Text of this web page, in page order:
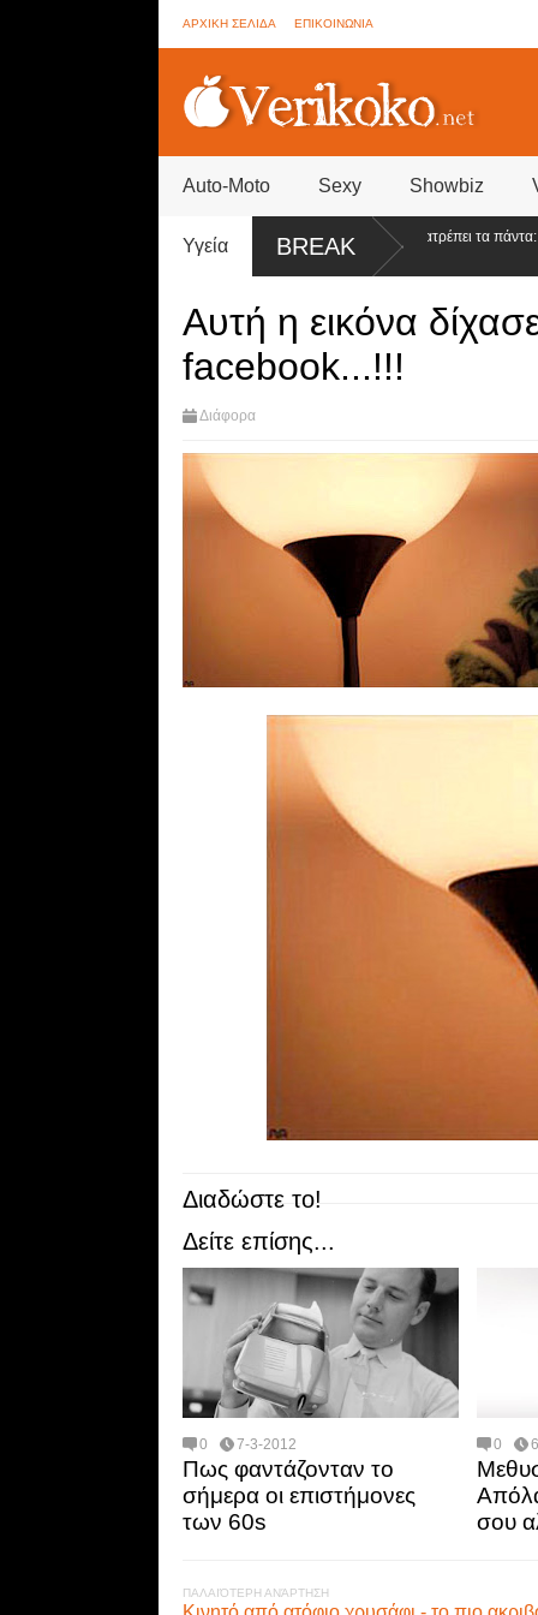
ΑΡΧΙΚΗ ΣΕΛΙΔΑ ΕΠΙΚΟΙΝΩΝΙΑ
Auto-Moto Sexy Showbiz
Υγεία BREAK
GNTM Spoiler - Βόμβα από τη Βίκυ Καγιά ανατρέπει τα πάντα: Στον
Αυτή η εικόνα
facebook...!!!
Διάφορα
Διαδώστε το!
Δείτε επίσης...
0 7-3-2012
Πως φαντάζονταν το
σήμερα οι επιστήμονες
των 60s
0
σου
ΠΑΛΑΙΌΤΕΡΗ ΑΝΆΡΤΗΣΗ